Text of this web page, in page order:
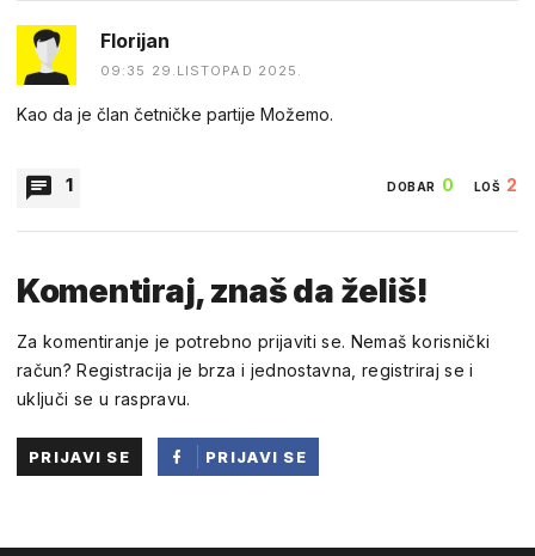
Florijan
09:35 29.LISTOPAD 2025.
Kao da je član četničke partije Možemo.
1 DOBAR 0 LOŠ 2
21:19 18.VELJAČA 2026.
Florijane, nadam se da živiš u Zagrebu. Patit ćeš još
dugo,dugo....
Komentiraj, znaš da želiš!
Za komentiranje je potrebno prijaviti se. Nemaš korisnički
račun? Registracija je brza i jednostavna, registriraj se i
uključi se u raspravu.
PRIJAVI SE
PRIJAVI SE